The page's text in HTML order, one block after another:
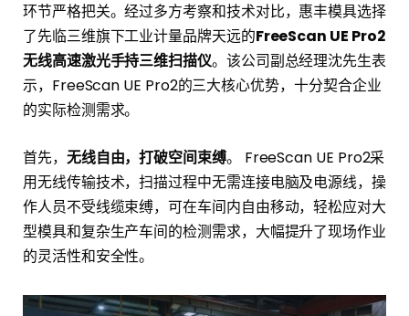
环节严格把关。经过多方考察和技术对比，惠丰模具选择
了先临三维旗下工业计量品牌天远的FreeScan UE Pro2
无线高速激光手持三维扫描仪。该公司副总经理沈先生表
示，FreeScan UE Pro2的三大核心优势，十分契合企业
的实际检测需求。
首先， 无线自由，打破空间束缚。 FreeScan UE Pro2采
用无线传输技术，扫描过程中无需连接电脑及电源线，操
作人员不受线缆束缚，可在车间内自由移动，轻松应对大
型模具和复杂生产车间的检测需求，大幅提升了现场作业
的灵活性和安全性。